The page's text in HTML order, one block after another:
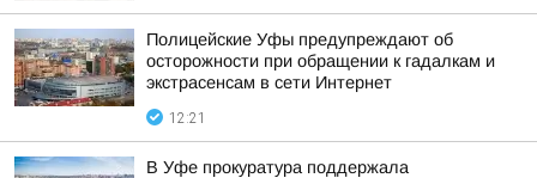
Полицейские Уфы предупреждают об
осторожности при обращении к гадалкам и
экстрасенсам в сети Интернет
12:21
В Уфе прокуратура поддержала